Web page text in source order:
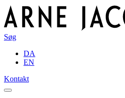
Søg
DA
EN
Kontakt